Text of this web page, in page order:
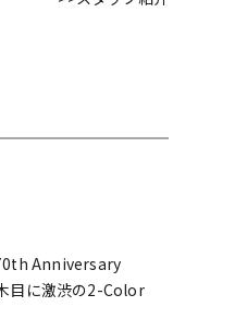
リ
Anniversary
目に激渋の2-Color